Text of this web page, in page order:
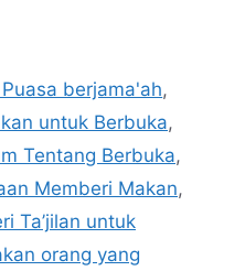
berjama'ah,
untuk Berbuka,
Tentang Berbuka,
Memberi Makan,
Ta’jilan untuk
orang yang